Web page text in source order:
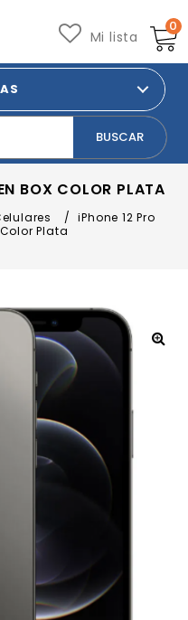
0
Mi lista
BOX COLOR PLATA
/
iPhone 12 Pro
Plata